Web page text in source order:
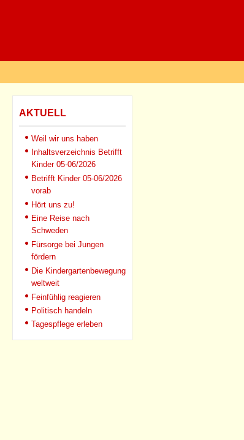
AKTUELL
Weil wir uns haben
Inhaltsverzeichnis Betrifft
Kinder 05-06/2026
Betrifft Kinder 05-06/2026
vorab
Hört uns zu!
Eine Reise nach
Schweden
Fürsorge bei Jungen
fördern
Die Kindergartenbewegung
weltweit
Feinfühlig reagieren
Politisch handeln
Tagespflege erleben